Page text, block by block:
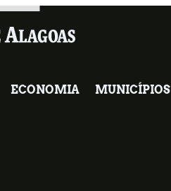
ECONOMIA MUNICÍPIOS